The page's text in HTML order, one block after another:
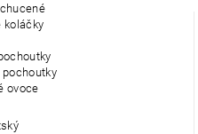
koláčky
pochoutky
ovoce